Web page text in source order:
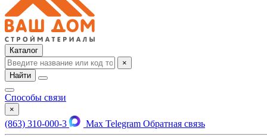
Каталог
×
Найти
Способы связи
×
(863) 310-000-3 Max Telegram Обратная связь